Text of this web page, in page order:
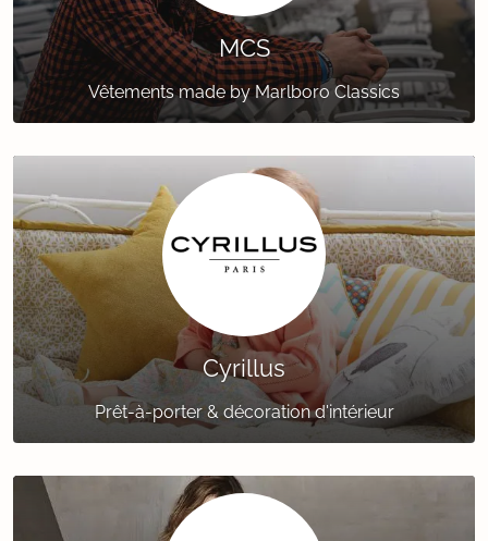
MCS
Vêtements made by Marlboro Classics
Cyrillus
Prêt-à-porter & décoration d'intérieur